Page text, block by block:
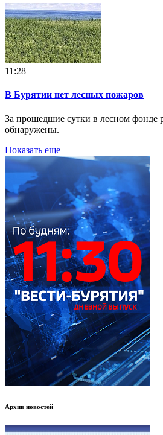
11:28
В Бурятии нет лесных пожаров
За прошедшие сутки в лесном фонде
обнаружены.
Показать еще
Архив новостей